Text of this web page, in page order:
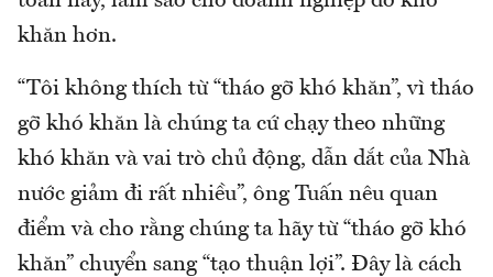
khăn hơn.
“Tôi không thích từ “tháo gỡ khó khăn”, vì tháo
gỡ khó khăn là chúng ta cứ chạy theo những
khó khăn và vai trò chủ động, dẫn dắt của Nhà
nước giảm đi rất nhiều”, ông Tuấn nêu quan
điểm và cho rằng chúng ta hãy từ “tháo gỡ khó
khăn” chuyển sang “tạo thuận lợi”. Đây là cách